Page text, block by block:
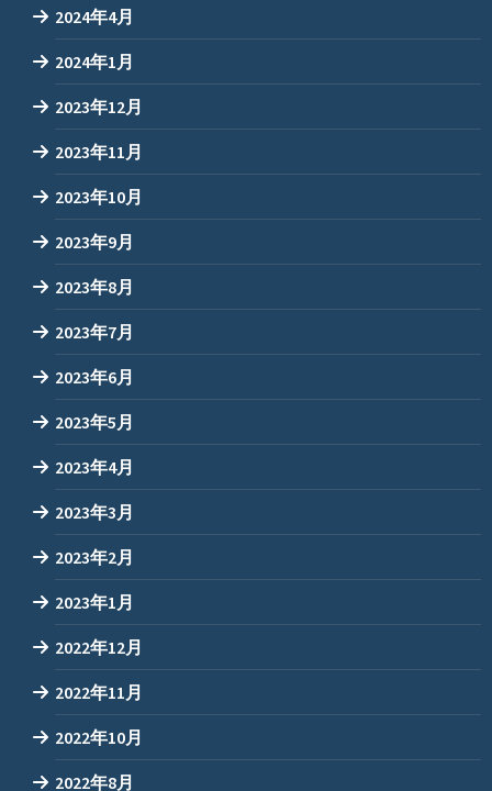
2024年4月
2024年1月
2023年12月
2023年11月
2023年10月
2023年9月
2023年8月
2023年7月
2023年6月
2023年5月
2023年4月
2023年3月
2023年2月
2023年1月
2022年12月
2022年11月
2022年10月
2022年8月